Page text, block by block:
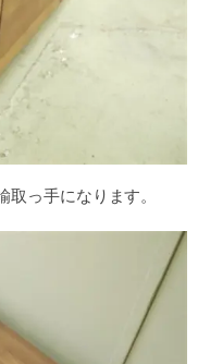
取っ手になります。